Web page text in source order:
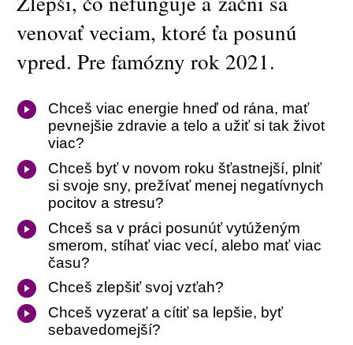
venovať veciam, ktoré ťa posunú
vpred. Pre famózny rok 2021.
Chceš viac energie hneď od rána, mať
pevnejšie zdravie a telo a užiť si tak život
viac?
Chceš byť v novom roku šťastnejší, plniť
si svoje sny, prežívať menej negatívnych
pocitov a stresu?
Chceš sa v práci posunúť vytúženým
smerom, stíhať viac vecí, alebo mať viac
času?
Chceš zlepšiť svoj vzťah?
Chceš vyzerať a cítiť sa lepšie, byť
sebavedomejší?